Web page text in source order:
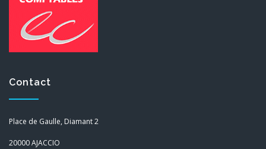
Contact
Place de Gaulle, Diamant 2
20000 AJACCIO